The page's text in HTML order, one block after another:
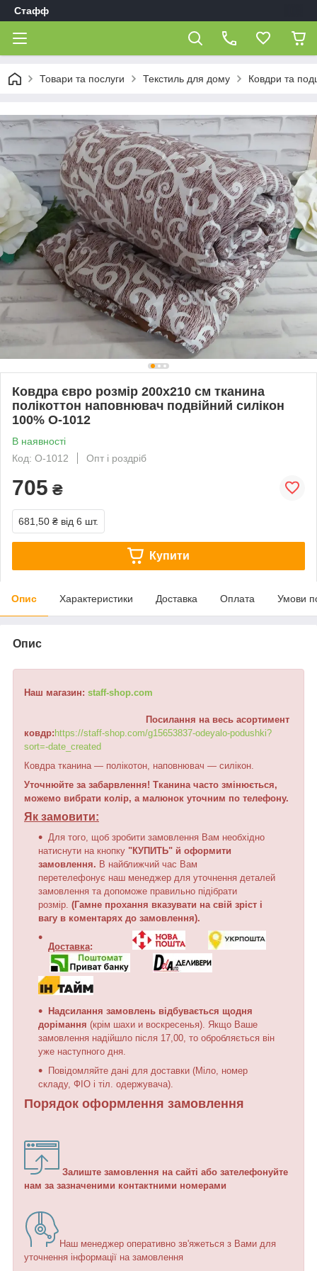
Стафф
Товари та послуги Текстиль для дому Ковдри та
Ковдра євро розмір 200х210 см тканина
полікоттон наповнювач подвійний силікон
100% О-1012
В наявності
Код: О-1012
Опт і роздріб
705 ₴
681,50 ₴ від 6 шт.
Купити
Опис Характеристики Доставка Оплата Умови
Опис
Наш магазин: staff-shop.com
Посилання на весь асортимент
ковдр: https://staff-shop.com/g15653837-odeyalo-podushki?
sort=-date_created
Ковдра тканина — полікотон, наповнювач — силікон.
Уточнюйте за забарвлення! Тканина часто змінюється,
можемо вибрати колір, а малюнок уточним по телефону.
Як замовити:
Для того, щоб зробити замовлення Вам необхідно
натиснути на кнопку "КУПИТЬ" й оформити
замовлення. В найближчий час Вам
перетелефонує наш менеджер для уточнення деталей
замовлення та допоможе правильно підібрати
розмір. (Гамне прохання вказувати на свій зріст і
вагу в коментарях до замовлення).
Доставка:
Надсилання замовлень відбувається щодня
дорімання (крім шахи и воскресенья). Якщо Ваше
замовлення надійшло після 17,00, то обробляється він
уже наступного дня.
Повідомляйте дані для доставки (Міло, номер
складу, ФІО і тіл. одержувача).
Порядок оформлення замовлення
Залиште замовлення на сайті або зателефонуйте
нам за зазначеними контактними номерами
Наш менеджер оперативно зв'яжеться з Вами для
уточнення інформації на замовлення